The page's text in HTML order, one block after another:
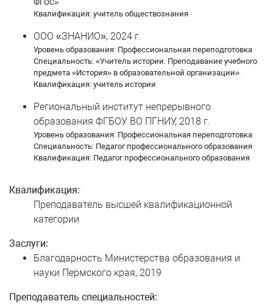
Соколова Ольга Васильевна
Сулейманов Эдуард Юнаевич
Тебеньков Владислав Александрович
Федосеев Данил Александрович
Чебан Жанна Владимировна
Черняк Елена Акдасовна
Чуклинова Ирина Сергеевна
Чулкова Надежда Дмитриевна
Шерстобитов Евгений Игоревич
Югова Дарья Евгеньевна
ФГОС»
Квалификация: учитель обществознания
ООО «ЗНАНИО», 2024 г.
Уровень образования: Профессиональная переподготовка
Специальность: «Учитель истории. Преподавание учебного
предмета «История» в образовательной организации»
Квалификация: учитель истории
Региональный институт непрерывного
образования ФГБОУ ВО ПГНИУ, 2018 г.
Уровень образования: Профессиональная переподготовка
Специальность: Педагог профессионального образования
Квалификация: Педагог профессионального образования
Квалификация:
Преподаватель высшей квалификационной
категории
Заслуги:
Благодарность Министерства образования и
науки Пермского края, 2019
Преподаватель специальностей: